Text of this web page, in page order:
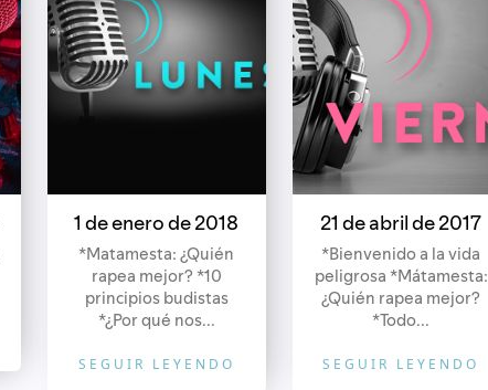
1 de enero de 2018
*Matamesta: ¿Quién
rapea mejor? *10
principios budistas
*¿Por qué nos...
SEGUIR LEYENDO
21 de abril de 2017
*Bienvenido a la vida
peligrosa *Mátamesta:
¿Quién rapea mejor?
*Todo...
SEGUIR LEYENDO